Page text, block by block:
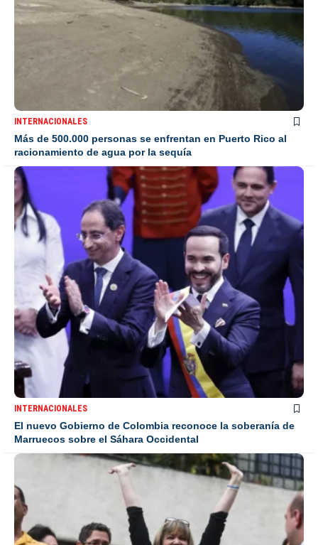
INTERNACIONALES
Más de 500.000 personas se enfrentan en Puerto Rico al
racionamiento de agua por la sequía
INTERNACIONALES
El nuevo Gobierno de Colombia reconoce la soberanía de
Marruecos sobre el Sáhara Occidental